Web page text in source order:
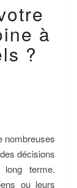
à
?
nombreuses
décisions
terme.
ou leurs